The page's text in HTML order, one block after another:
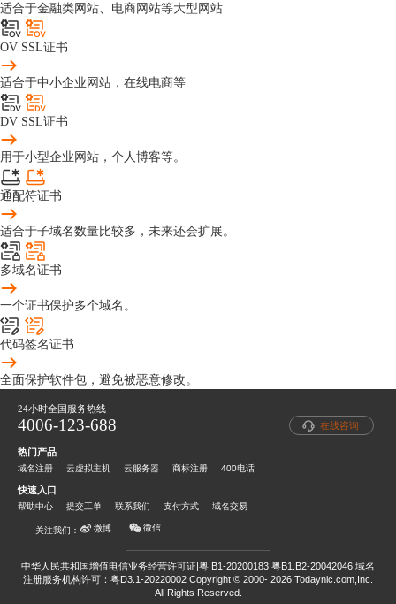
适合于金融类网站、电商网站等大型网站
OV SSL证书
适合于中小企业网站，在线电商等
DV SSL证书
用于小型企业网站，个人博客等。
通配符证书
适合于子域名数量比较多，未来还会扩展。
多域名证书
一个证书保护多个域名。
代码签名证书
全面保护软件包，避免被恶意修改。
24小时全国服务热线
4006-123-688 在线咨询
热门产品
域名注册 云虚拟主机 云服务器 商标注册 400电话
快速入口
帮助中心 提交工单 联系我们 支付方式 域名交易
关注我们： 微博 微信
中华人民共和国增值电信业务经营许可证|粤 B1-20200183 粤B1.B2-20042046 域名
注册服务机构许可：粤D3.1-20220002 Copyright © 2000- 2026 Todaynic.com,Inc.
All Rights Reserved.